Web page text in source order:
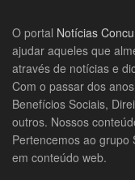
O portal Notícias
ajudar aqueles que
através de notícias e
Com o passar dos
Benefícios Sociais,
outros. Nossos
Pertencemos ao grupo
em conteúdo web.